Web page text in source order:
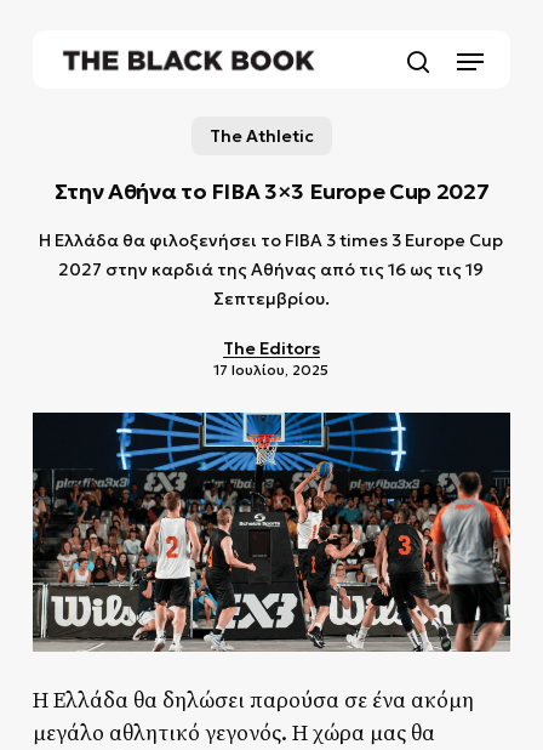
Menu
The Athletic
Στην Αθήνα το FIBA 3×3 Europe Cup 2027
Η Ελλάδα θα φιλοξενήσει το FIBA 3 times 3 Europe Cup
2027 στην καρδιά της Αθήνας από τις 16 ως τις 19
Σεπτεμβρίου.
The Editors
17 Ιουλίου, 2025
Η Ελλάδα θα δηλώσει παρούσα σε ένα ακόμη
μεγάλο αθλητικό γεγονός. Η χώρα μας θα